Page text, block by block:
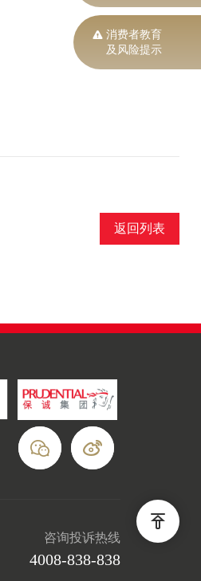
返回列表
咨询投诉热线
4008-838-838
消费者教育
及风险提示